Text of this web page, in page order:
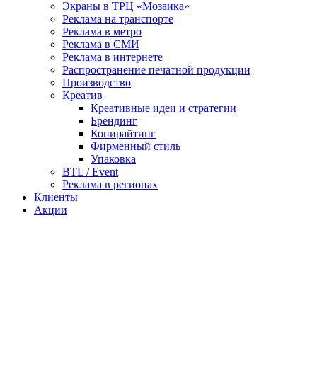
Экраны в ТРЦ «Мозаика»
Реклама на транспорте
Реклама в метро
Реклама в СМИ
Реклама в интернете
Распространение печатной продукции
Производство
Креатив
Креативные идеи и стратегии
Брендинг
Копирайтинг
Фирменный стиль
Упаковка
BTL / Event
Реклама в регионах
Клиенты
Акции